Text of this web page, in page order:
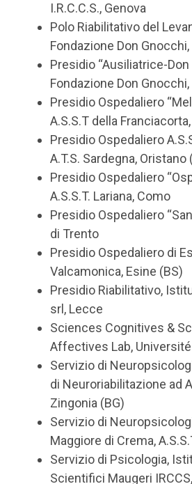
I.R.C.C.S., Genova
Polo Riabilitativo del
Fondazione Don Gnocchi,
Presidio “Ausiliatrice-Don
Fondazione Don
Presidio Ospedaliero
A.S.S.T della
Presidio Ospedaliero
A.T.S. Sardegna, Oristano
Presidio Ospedaliero
A.S.S.T. Lariana, Como
Presidio Ospedaliero
di Trento
Presidio Ospedaliero di
Valcamonica, Esine (BS)
Presidio Riabilitativo,
srl, Lecce
Sciences Cognitives &
Affectives Lab,
Servizio di
di Neuroriabilitazione ad
Zingonia (BG)
Servizio di
Maggiore di Crema,
Servizio di Psicologia,
Scientifici Maugeri